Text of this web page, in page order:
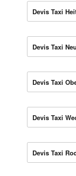
Devis Taxi
Devis Taxi
Devis Taxi
Devis Taxi
Devis Taxi